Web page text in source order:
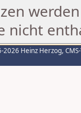
nicht
2026 Heinz Herzog,